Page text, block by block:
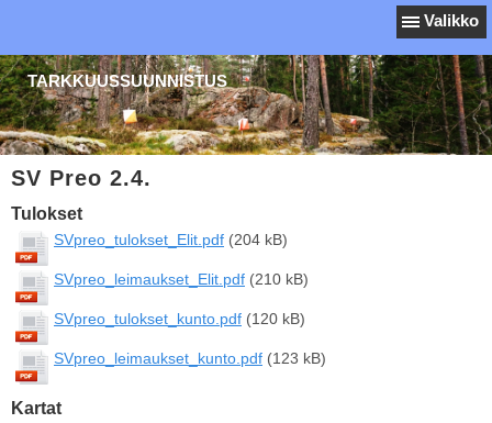
Valikko
TARKKUUSSUUNNISTUS
SV Preo 2.4.
Tulokset
SVpreo_tulokset_Elit.pdf (204 kB)
SVpreo_leimaukset_Elit.pdf (210 kB)
SVpreo_tulokset_kunto.pdf (120 kB)
SVpreo_leimaukset_kunto.pdf (123 kB)
Kartat